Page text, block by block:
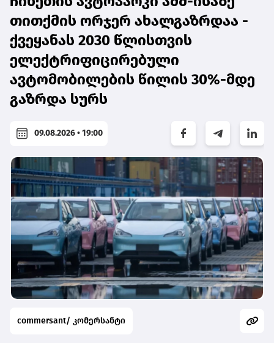
თითქმის ორჯერ ახალგაზრდაა -
ქვეყანას 2030 წლისთვის
ელექტრიფიცირებული
ავტომობილების წილის 30%-მდე
გაზრდა სურს
09.08.2026 • 19:00
commersant/ კომერსანტი